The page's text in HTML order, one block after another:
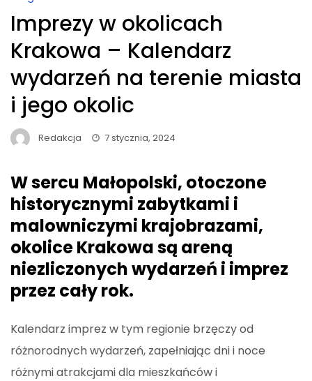
Imprezy w okolicach
Krakowa – Kalendarz
wydarzeń na terenie miasta
i jego okolic
Redakcja 7 stycznia, 2024
W sercu Małopolski, otoczone
historycznymi zabytkami i
malowniczymi krajobrazami,
okolice Krakowa są areną
niezliczonych wydarzeń i imprez
przez cały rok.
Kalendarz imprez w tym regionie brzęczy od
różnorodnych wydarzeń, zapełniając dni i noce
różnymi atrakcjami dla mieszkańców i